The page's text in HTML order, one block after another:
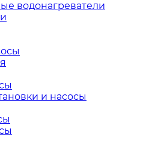
водонагреватели
и насосы